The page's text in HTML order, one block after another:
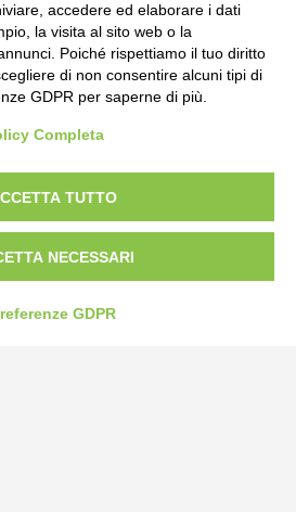
12060 Pocapaglia CN
accedere ed elaborare i dati
la visita al sito web o la
Poiché rispettiamo il tuo diritto
di non consentire alcuni tipi di
GDPR per saperne di più.
Completa
TUTTO
NECESSARI
GDPR